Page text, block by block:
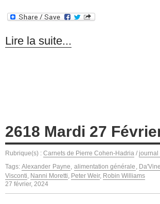
Lire la suite...
2618 Mardi 27
Rubrique(s) : Carnets de Pierre Cohen-Hadria / journal
Tags: Alexander Payne alimentation générale
Visconti Nanni Moretti Peter Weir, Robin Williams
27 février, 2024